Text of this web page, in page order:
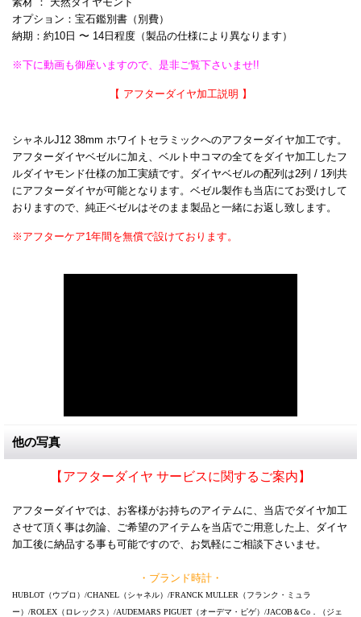
オプション：宝石鑑別書（別費）
納期：約10日 〜 14日程度（製品の仕様により異なります）
※下に動画も御座いますので、是非ご覧下さいませ!!
【 アフターダイヤ加工説明 】
シャネルJ12 38mm ホワイトセラミックへのアフターダイヤ加工です。
アフターダイヤベゼルに加え、ベルト中コマの全てをダイヤ加工したフ
ルダイヤモンド仕様の加工実績です。 ダイヤベゼルの配列は2列 / 1列共
にアフターダイヤが可能となります。 ベゼル製作も当店にてお受けして
おりますので、純正ベゼルはそのまま製品と一緒にお返し致します。
※アフターケア1年間を無償で設けております。
他の写真
【アフターダイヤ サービスに関するご案内】
アフターダイヤでは、お客様がお持ちのアイテムに、当店でダイヤ加工
させて頂く事は勿論、ご希望のアイテムを当店でご用意した上、ダイヤ
加工後に納品する事も可能ですので、お気軽にご相談下さいませ。
・ブランド時計・
HUBLOT（ウブロ）/CHANEL（シャネル）/FRANCK MULLER（フランク・ミュラ
ー）/ROLEX（ロレックス）/AUDEMARS PIGUET（オーデマ・ピゲ）/JACOB＆Co．（ジェ